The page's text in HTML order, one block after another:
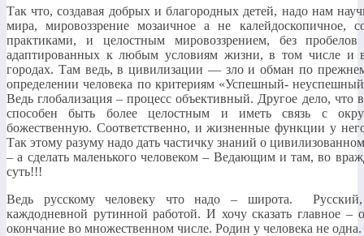
Так что, создавая добрых и благородных детей, надо нам
мира, мировоззрение мозаичное а не калейдоскопичное,
практиками, и целостным мировоззрением, без
адаптированных к любым условиям жизни, в том числе
городах. Там ведь, в цивилизации — зло и обман по
определении человека по критериям «Успешный-
Ведь глобализация – процесс объективный. Другое дело, что
способен быть более целостным и иметь связь с
божественную. Соответственно, и жизненные функции у
Так этому разуму надо дать частичку знаний о
– а сделать маленького человеком – Ведающим и там, во
суть!!!
Ведь русскому человеку что надо – широта. Русский,
каждодневной рутинной работой. И хочу сказать главное
окончание во множественном числе. Родин у человека не одна.